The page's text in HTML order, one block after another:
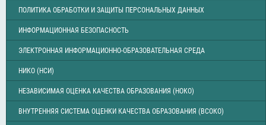
ПОЛИТИКА ОБРАБОТКИ И ЗАЩИТЫ ПЕРСОНАЛЬНЫХ ДАННЫХ
ИНФОРМАЦИОННАЯ БЕЗОПАСНОСТЬ
ЭЛЕКТРОННАЯ ИНФОРМАЦИОННО-ОБРАЗОВАТЕЛЬНАЯ СРЕДА
НИКО (НСИ)
НЕЗАВИСИМАЯ ОЦЕНКА КАЧЕСТВА ОБРАЗОВАНИЯ (НОКО)
ВНУТРЕННЯЯ СИСТЕМА ОЦЕНКИ КАЧЕСТВА ОБРАЗОВАНИЯ (ВСОКО)